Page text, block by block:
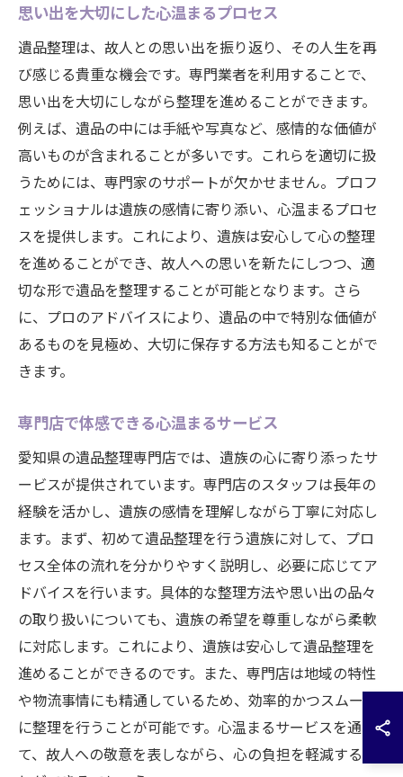
思い出を大切にした心温まるプロセス
遺品整理は、故人との思い出を振り返り、その人生を再
び感じる貴重な機会です。専門業者を利用することで、
思い出を大切にしながら整理を進めることができます。
例えば、遺品の中には手紙や写真など、感情的な価値が
高いものが含まれることが多いです。これらを適切に扱
うためには、専門家のサポートが欠かせません。プロフ
ェッショナルは遺族の感情に寄り添い、心温まるプロセ
スを提供します。これにより、遺族は安心して心の整理
を進めることができ、故人への思いを新たにしつつ、適
切な形で遺品を整理することが可能となります。さら
に、プロのアドバイスにより、遺品の中で特別な価値が
あるものを見極め、大切に保存する方法も知ることがで
きます。
専門店で体感できる心温まるサービス
愛知県の遺品整理専門店では、遺族の心に寄り添ったサ
ービスが提供されています。専門店のスタッフは長年の
経験を活かし、遺族の感情を理解しながら丁寧に対応し
ます。まず、初めて遺品整理を行う遺族に対して、プロ
セス全体の流れを分かりやすく説明し、必要に応じてア
ドバイスを行います。具体的な整理方法や思い出の品々
の取り扱いについても、遺族の希望を尊重しながら柔軟
に対応します。これにより、遺族は安心して遺品整理を
進めることができるのです。また、専門店は地域の特性
や物流事情にも精通しているため、効率的かつスムーズ
に整理を行うことが可能です。心温まるサービスを通じ
て、故人への敬意を表しながら、心の負担を軽減するこ